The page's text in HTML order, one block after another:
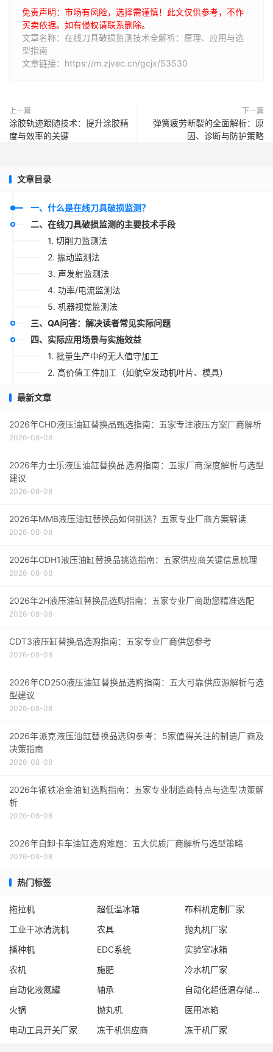
免责声明：市场有风险，选择需谨慎！此文仅供参考，不作
买卖依据。如有侵权请联系删除。
文章名称：在线刀具破损监测技术全解析：原理、应用与选
型指南
文章链接：https://m.zjvec.cn/gcjx/53530
上一篇
涂胶轨迹跟随技术：提升涂胶精
度与效率的关键
下一篇
弹簧疲劳断裂的全面解析：原
因、诊断与防护策略
文章目录
一、什么是在线刀具破损监测？
二、在线刀具破损监测的主要技术手段
1. 切削力监测法
2. 振动监测法
3. 声发射监测法
4. 功率/电流监测法
5. 机器视觉监测法
三、QA问答：解决读者常见实际问题
四、实际应用场景与实施效益
1. 批量生产中的无人值守加工
2. 高价值工件加工（如航空发动机叶片、模具）
五、如何选择适合的在线刀具破损监测系统？
选择要点清单：
最新文章
2026年CHD液压油缸替换品甄选指南：五家专注液压方案厂商解析
2026-08-08
2026年力士乐液压油缸替换品选购指南：五家厂商深度解析与选型
建议
2026-08-08
2026年MMB液压油缸替换品如何挑选？五家专业厂商方案解读
2026-08-08
2026年CDH1液压油缸替换品挑选指南：五家供应商关键信息梳理
2026-08-08
2026年2H液压油缸替换品选购指南：五家专业厂商助您精准选配
2026-08-08
CDT3液压缸替换品选购指南：五家专业厂商供您参考
2026-08-08
2026年CD250液压油缸替换品选购指南：五大可靠供应源解析与选
型建议
2026-08-08
2026年派克液压油缸替换品选购参考：5家值得关注的制造厂商及
决策指南
2026-08-08
2026年钢铁冶金油缸选购指南：五家专业制造商特点与选型决策解
析
2026-08-08
2026年自卸卡车油缸选购难题：五大优质厂商解析与选型策略
2026-08-08
热门标签
拖拉机 超低温冰箱
布料机定制厂家
工业干冰清洗机
农具
抛丸机厂家
播种机
EDC系统
实验室冰箱
农机
施肥
冷水机厂家
自动化液氮罐
轴承
自动化超低温存储系统厂家
火锅
抛丸机
医用冰箱
电动工具开关厂家
冻干机供应商 冻干机厂家